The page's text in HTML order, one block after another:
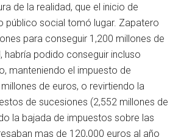
de la realidad, que el inicio de
público social tomó lugar. Zapatero
para conseguir 1,200 millones de
habría podido conseguir incluso
manteniendo el impuesto de
de euros, o revirtiendo la
de sucesiones (2,552 millones de
la bajada de impuestos sobre las
mas de 120,000 euros al año